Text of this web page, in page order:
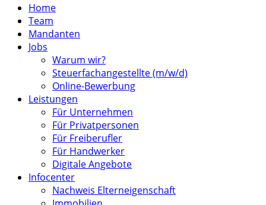
Home
Team
Mandanten
Jobs
Warum wir?
Steuerfachangestellte (m/w/d)
Online-Bewerbung
Leistungen
Für Unternehmen
Für Privatpersonen
Für Freiberufler
Für Handwerker
Digitale Angebote
Infocenter
Nachweis Elterneigenschaft